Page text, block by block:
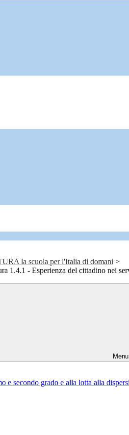
la scuola per l'Italia di domani >
1.4.1 - Esperienza del cittadino nei
secondo grado e alla lotta alla